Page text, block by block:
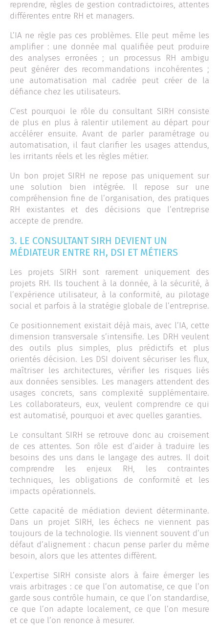
reprendre, règles de gestion contradictoires, attentes
différentes entre RH et managers.
L’IA ne règle pas ces problèmes. Elle peut même les
amplifier : une donnée mal qualifiée peut produire
des analyses erronées ; un processus RH ambigu
peut générer des recommandations incohérentes ;
une automatisation mal cadrée peut créer de la
défiance chez les utilisateurs.
C’est pourquoi le rôle du consultant SIRH consiste
de plus en plus à ralentir utilement au départ pour
accélérer ensuite. Avant de parler paramétrage ou
automatisation, il faut clarifier les usages attendus,
les irritants réels et les règles métier.
Un bon projet SIRH ne repose pas uniquement sur
une solution bien intégrée. Il repose sur une
compréhension fine de l’organisation, des pratiques
RH existantes et des décisions que l’entreprise
accepte de prendre.
3. LE CONSULTANT SIRH DEVIENT UN
MÉDIATEUR ENTRE RH, DSI ET MÉTIERS
Les projets SIRH sont rarement uniquement des
projets RH. Ils touchent à la donnée, à la sécurité, à
l’expérience utilisateur, à la conformité, au pilotage
social et parfois à la stratégie globale de l’entreprise.
Ce positionnement existait déjà mais, avec l’IA, cette
dimension transversale s’intensifie. Les DRH veulent
des outils plus simples, plus prédictifs et plus
orientés décision. Les DSI doivent sécuriser les flux,
maîtriser les architectures, vérifier les risques liés
aux données sensibles. Les managers attendent des
usages concrets, sans complexité supplémentaire.
Les collaborateurs, eux, veulent comprendre ce qui
est automatisé, pourquoi et avec quelles garanties.
Le consultant SIRH se retrouve donc au croisement
de ces attentes. Son rôle est d’aider à traduire les
besoins des uns dans le langage des autres. Il doit
comprendre les enjeux RH, les contraintes
techniques, les obligations de conformité et les
impacts opérationnels.
Cette capacité de médiation devient déterminante.
Dans un projet SIRH, les échecs ne viennent pas
toujours de la technologie. Ils viennent souvent d’un
défaut d’alignement : chacun pense parler du même
besoin, alors que les attentes diffèrent.
L’expertise SIRH consiste alors à faire émerger les
vrais arbitrages : ce que l’on automatise, ce que l’on
garde sous contrôle humain, ce que l’on standardise,
ce que l’on adapte localement, ce que l’on mesure
et ce que l’on renonce à mesurer.